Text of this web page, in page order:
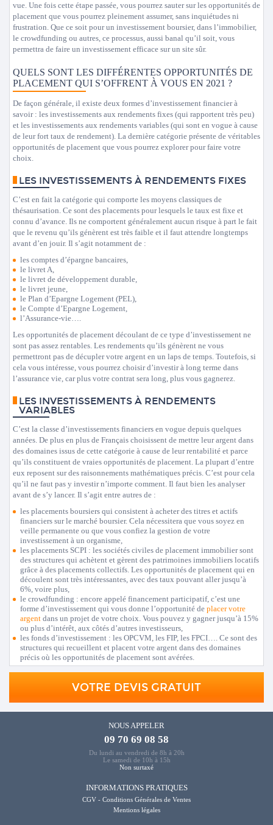
vue. Une fois cette étape passée, vous pourrez sauter sur les opportunités de
placement que vous pourrez pleinement assumer, sans inquiétudes ni
frustration. Que ce soit pour un investissement boursier, dans l’immobilier,
le crowdfunding ou autres, ce processus, aussi banal qu’il soit, vous
permettra de faire un investissement efficace sur un site sûr.
QUELS SONT LES DIFFÉRENTES OPPORTUNITÉS DE
PLACEMENT QUI S’OFFRENT À VOUS EN 2021 ?
De façon générale, il existe deux formes d’investissement financier à
savoir : les investissements aux rendements fixes (qui rapportent très peu)
et les investissements aux rendements variables (qui sont en vogue à cause
de leur fort taux de rendement). La dernière catégorie présente de véritables
opportunités de placement que vous pourrez explorer pour faire votre
choix.
LES INVESTISSEMENTS À RENDEMENTS FIXES
C’est en fait la catégorie qui comporte les moyens classiques de
thésaurisation. Ce sont des placements pour lesquels le taux est fixe et
connu d’avance. Ils ne comportent généralement aucun risque à part le fait
que le revenu qu’ils génèrent est très faible et il faut attendre longtemps
avant d’en jouir. Il s’agit notamment de :
les comptes d’épargne bancaires,
le livret A,
le livret de développement durable,
le livret jeune,
le Plan d’Epargne Logement (PEL),
le Compte d’Epargne Logement,
l’Assurance-vie….
Les opportunités de placement découlant de ce type d’investissement ne
sont pas assez rentables. Les rendements qu’ils génèrent ne vous
permettront pas de décupler votre argent en un laps de temps. Toutefois, si
cela vous intéresse, vous pourrez choisir d’investir à long terme dans
l’assurance vie, car plus votre contrat sera long, plus vous gagnerez.
LES INVESTISSEMENTS À RENDEMENTS
VARIABLES
C’est la classe d’investissements financiers en vogue depuis quelques
années. De plus en plus de Français choisissent de mettre leur argent dans
des domaines issus de cette catégorie à cause de leur rentabilité et parce
qu’ils constituent de vraies opportunités de placement. La plupart d’entre
eux reposent sur des raisonnements mathématiques précis. C’est pour cela
qu’il ne faut pas y investir n’importe comment. Il faut bien les analyser
avant de s’y lancer. Il s’agit entre autres de :
les placements boursiers qui consistent à acheter des titres et actifs
financiers sur le marché boursier. Cela nécessitera que vous soyez en
veille permanente ou que vous confiez la gestion de votre
investissement à un organisme,
les placements SCPI : les sociétés civiles de placement immobilier sont
des structures qui achètent et gèrent des patrimoines immobiliers locatifs
grâce à des placements collectifs. Les opportunités de placement qui en
découlent sont très intéressantes, avec des taux pouvant aller jusqu’à
6%, voire plus,
le crowdfunding : encore appelé financement participatif, c’est une
forme d’investissement qui vous donne l’opportunité de placer votre
argent dans un projet de votre choix. Vous pouvez y gagner jusqu’à 15%
ou plus d’intérêt, aux côtés d’autres investisseurs,
les fonds d’investissement : les OPCVM, les FIP, les FPCI…. Ce sont des
structures qui recueillent et placent votre argent dans des domaines
précis où les opportunités de placement sont avérées.
VOTRE DEVIS GRATUIT
NOUS APPELER
09 70 69 08 58
Du lundi au vendredi de 8h à 20h
Le samedi de 10h à 15h
Non surtaxé
INFORMATIONS PRATIQUES
CGV - Conditions Générales de Ventes
Mentions légales